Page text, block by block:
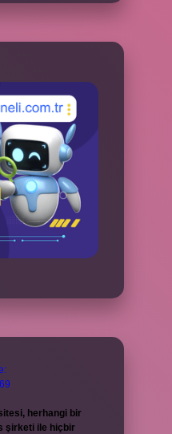
herhangi bir
şirketi ile hiçbir